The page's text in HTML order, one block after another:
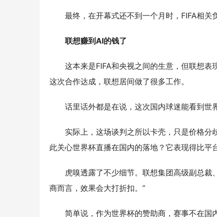
最终，在开幕式还不到一个月时，FIFA相
联想赚到AI的钱了
这本来是FIFA和央视之间的生意，但联想
这次合作达成，联想居间做了很多工作。
话里话外都是在说，这次国内球迷能看到世
实际上，这场谈判之所以卡壳，只是价格
此关心世界杯直播在国内的落地？它表现得比平
虎嗅透露了不少细节。联想集团高级副总
商而言，效果会大打折扣。”
简单说，作为世界杯的赞助商，赛事不在